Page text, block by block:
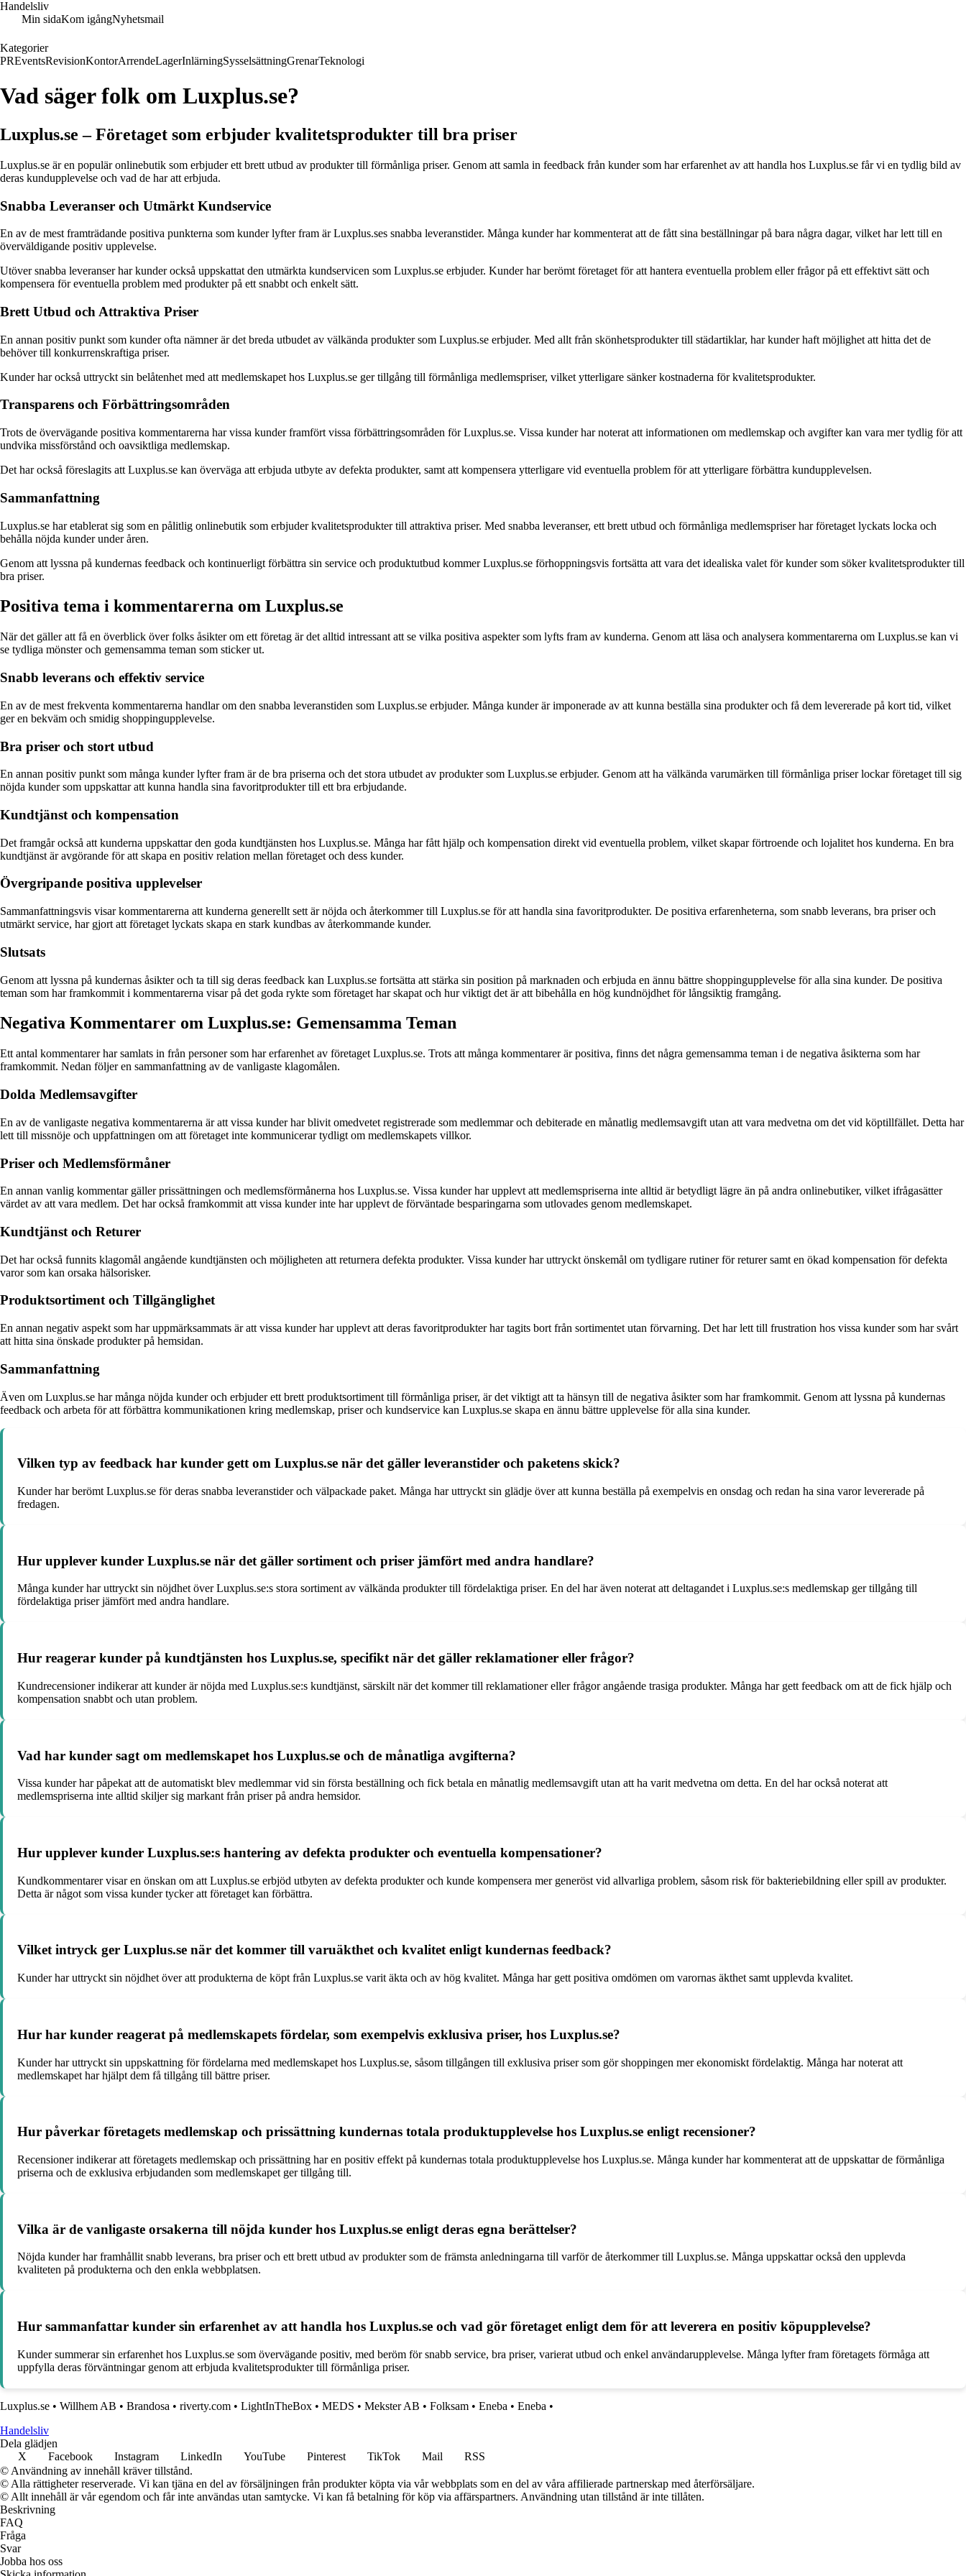
Handelsliv
Min sidaKom igångNyhetsmail
Kategorier
PREventsRevisionKontorArrendeLagerInlärningSysselsättningGrenarTeknologi
Vad säger folk om Luxplus.se?
Luxplus.se – Företaget som erbjuder kvalitetsprodukter till bra priser
Luxplus.se är en populär onlinebutik som erbjuder ett brett utbud av produkter till förmånliga priser. Genom att samla in feedback från kunder som har erfarenhet av att handla hos Luxplus.se får vi en tydlig bild av
deras kundupplevelse och vad de har att erbjuda.
Snabba Leveranser och Utmärkt Kundservice
En av de mest framträdande positiva punkterna som kunder lyfter fram är Luxplus.ses snabba leveranstider. Många kunder har kommenterat att de fått sina beställningar på bara några dagar, vilket har lett till en
överväldigande positiv upplevelse.
Utöver snabba leveranser har kunder också uppskattat den utmärkta kundservicen som Luxplus.se erbjuder. Kunder har berömt företaget för att hantera eventuella problem eller frågor på ett effektivt sätt och
kompensera för eventuella problem med produkter på ett snabbt och enkelt sätt.
Brett Utbud och Attraktiva Priser
En annan positiv punkt som kunder ofta nämner är det breda utbudet av välkända produkter som Luxplus.se erbjuder. Med allt från skönhetsprodukter till städartiklar, har kunder haft möjlighet att hitta det de
behöver till konkurrenskraftiga priser.
Kunder har också uttryckt sin belåtenhet med att medlemskapet hos Luxplus.se ger tillgång till förmånliga medlemspriser, vilket ytterligare sänker kostnaderna för kvalitetsprodukter.
Transparens och Förbättringsområden
Trots de övervägande positiva kommentarerna har vissa kunder framfört vissa förbättringsområden för Luxplus.se. Vissa kunder har noterat att informationen om medlemskap och avgifter kan vara mer tydlig för att
undvika missförstånd och oavsiktliga medlemskap.
Det har också föreslagits att Luxplus.se kan överväga att erbjuda utbyte av defekta produkter, samt att kompensera ytterligare vid eventuella problem för att ytterligare förbättra kundupplevelsen.
Sammanfattning
Luxplus.se har etablerat sig som en pålitlig onlinebutik som erbjuder kvalitetsprodukter till attraktiva priser. Med snabba leveranser, ett brett utbud och förmånliga medlemspriser har företaget lyckats locka och
behålla nöjda kunder under åren.
Genom att lyssna på kundernas feedback och kontinuerligt förbättra sin service och produktutbud kommer Luxplus.se förhoppningsvis fortsätta att vara det idealiska valet för kunder som söker kvalitetsprodukter till
bra priser.
Positiva tema i kommentarerna om Luxplus.se
När det gäller att få en överblick över folks åsikter om ett företag är det alltid intressant att se vilka positiva aspekter som lyfts fram av kunderna. Genom att läsa och analysera kommentarerna om Luxplus.se kan vi
se tydliga mönster och gemensamma teman som sticker ut.
Snabb leverans och effektiv service
En av de mest frekventa kommentarerna handlar om den snabba leveranstiden som Luxplus.se erbjuder. Många kunder är imponerade av att kunna beställa sina produkter och få dem levererade på kort tid, vilket
ger en bekväm och smidig shoppingupplevelse.
Bra priser och stort utbud
En annan positiv punkt som många kunder lyfter fram är de bra priserna och det stora utbudet av produkter som Luxplus.se erbjuder. Genom att ha välkända varumärken till förmånliga priser lockar företaget till sig
nöjda kunder som uppskattar att kunna handla sina favoritprodukter till ett bra erbjudande.
Kundtjänst och kompensation
Det framgår också att kunderna uppskattar den goda kundtjänsten hos Luxplus.se. Många har fått hjälp och kompensation direkt vid eventuella problem, vilket skapar förtroende och lojalitet hos kunderna. En bra
kundtjänst är avgörande för att skapa en positiv relation mellan företaget och dess kunder.
Övergripande positiva upplevelser
Sammanfattningsvis visar kommentarerna att kunderna generellt sett är nöjda och återkommer till Luxplus.se för att handla sina favoritprodukter. De positiva erfarenheterna, som snabb leverans, bra priser och
utmärkt service, har gjort att företaget lyckats skapa en stark kundbas av återkommande kunder.
Slutsats
Genom att lyssna på kundernas åsikter och ta till sig deras feedback kan Luxplus.se fortsätta att stärka sin position på marknaden och erbjuda en ännu bättre shoppingupplevelse för alla sina kunder. De positiva
teman som har framkommit i kommentarerna visar på det goda rykte som företaget har skapat och hur viktigt det är att bibehålla en hög kundnöjdhet för långsiktig framgång.
Negativa Kommentarer om Luxplus.se: Gemensamma Teman
Ett antal kommentarer har samlats in från personer som har erfarenhet av företaget Luxplus.se. Trots att många kommentarer är positiva, finns det några gemensamma teman i de negativa åsikterna som har
framkommit. Nedan följer en sammanfattning av de vanligaste klagomålen.
Dolda Medlemsavgifter
En av de vanligaste negativa kommentarerna är att vissa kunder har blivit omedvetet registrerade som medlemmar och debiterade en månatlig medlemsavgift utan att vara medvetna om det vid köptillfället. Detta har
lett till missnöje och uppfattningen om att företaget inte kommunicerar tydligt om medlemskapets villkor.
Priser och Medlemsförmåner
En annan vanlig kommentar gäller prissättningen och medlemsförmånerna hos Luxplus.se. Vissa kunder har upplevt att medlemspriserna inte alltid är betydligt lägre än på andra onlinebutiker, vilket ifrågasätter
värdet av att vara medlem. Det har också framkommit att vissa kunder inte har upplevt de förväntade besparingarna som utlovades genom medlemskapet.
Kundtjänst och Returer
Det har också funnits klagomål angående kundtjänsten och möjligheten att returnera defekta produkter. Vissa kunder har uttryckt önskemål om tydligare rutiner för returer samt en ökad kompensation för defekta
varor som kan orsaka hälsorisker.
Produktsortiment och Tillgänglighet
En annan negativ aspekt som har uppmärksammats är att vissa kunder har upplevt att deras favoritprodukter har tagits bort från sortimentet utan förvarning. Det har lett till frustration hos vissa kunder som har svårt
att hitta sina önskade produkter på hemsidan.
Sammanfattning
Även om Luxplus.se har många nöjda kunder och erbjuder ett brett produktsortiment till förmånliga priser, är det viktigt att ta hänsyn till de negativa åsikter som har framkommit. Genom att lyssna på kundernas
feedback och arbeta för att förbättra kommunikationen kring medlemskap, priser och kundservice kan Luxplus.se skapa en ännu bättre upplevelse för alla sina kunder.
Vilken typ av feedback har kunder gett om Luxplus.se när det gäller leveranstider och paketens skick?
Kunder har berömt Luxplus.se för deras snabba leveranstider och välpackade paket. Många har uttryckt sin glädje över att kunna beställa på exempelvis en onsdag och redan ha sina varor levererade på
fredagen.
Hur upplever kunder Luxplus.se när det gäller sortiment och priser jämfört med andra handlare?
Många kunder har uttryckt sin nöjdhet över Luxplus.se:s stora sortiment av välkända produkter till fördelaktiga priser. En del har även noterat att deltagandet i Luxplus.se:s medlemskap ger tillgång till
fördelaktiga priser jämfört med andra handlare.
Hur reagerar kunder på kundtjänsten hos Luxplus.se, specifikt när det gäller reklamationer eller frågor?
Kundrecensioner indikerar att kunder är nöjda med Luxplus.se:s kundtjänst, särskilt när det kommer till reklamationer eller frågor angående trasiga produkter. Många har gett feedback om att de fick hjälp och
kompensation snabbt och utan problem.
Vad har kunder sagt om medlemskapet hos Luxplus.se och de månatliga avgifterna?
Vissa kunder har påpekat att de automatiskt blev medlemmar vid sin första beställning och fick betala en månatlig medlemsavgift utan att ha varit medvetna om detta. En del har också noterat att
medlemspriserna inte alltid skiljer sig markant från priser på andra hemsidor.
Hur upplever kunder Luxplus.se:s hantering av defekta produkter och eventuella kompensationer?
Kundkommentarer visar en önskan om att Luxplus.se erbjöd utbyten av defekta produkter och kunde kompensera mer generöst vid allvarliga problem, såsom risk för bakteriebildning eller spill av produkter.
Detta är något som vissa kunder tycker att företaget kan förbättra.
Vilket intryck ger Luxplus.se när det kommer till varuäkthet och kvalitet enligt kundernas feedback?
Kunder har uttryckt sin nöjdhet över att produkterna de köpt från Luxplus.se varit äkta och av hög kvalitet. Många har gett positiva omdömen om varornas äkthet samt upplevda kvalitet.
Hur har kunder reagerat på medlemskapets fördelar, som exempelvis exklusiva priser, hos Luxplus.se?
Kunder har uttryckt sin uppskattning för fördelarna med medlemskapet hos Luxplus.se, såsom tillgången till exklusiva priser som gör shoppingen mer ekonomiskt fördelaktig. Många har noterat att
medlemskapet har hjälpt dem få tillgång till bättre priser.
Hur påverkar företagets medlemskap och prissättning kundernas totala produktupplevelse hos Luxplus.se enligt recensioner?
Recensioner indikerar att företagets medlemskap och prissättning har en positiv effekt på kundernas totala produktupplevelse hos Luxplus.se. Många kunder har kommenterat att de uppskattar de förmånliga
priserna och de exklusiva erbjudanden som medlemskapet ger tillgång till.
Vilka är de vanligaste orsakerna till nöjda kunder hos Luxplus.se enligt deras egna berättelser?
Nöjda kunder har framhållit snabb leverans, bra priser och ett brett utbud av produkter som de främsta anledningarna till varför de återkommer till Luxplus.se. Många uppskattar också den upplevda
kvaliteten på produkterna och den enkla webbplatsen.
Hur sammanfattar kunder sin erfarenhet av att handla hos Luxplus.se och vad gör företaget enligt dem för att leverera en positiv köpupplevelse?
Kunder summerar sin erfarenhet hos Luxplus.se som övervägande positiv, med beröm för snabb service, bra priser, varierat utbud och enkel användarupplevelse. Många lyfter fram företagets förmåga att
uppfylla deras förväntningar genom att erbjuda kvalitetsprodukter till förmånliga priser.
Luxplus.se • Willhem AB • Brandosa • riverty.com • LightInTheBox • MEDS • Mekster AB • Folksam • Eneba • Eneba •
Handelsliv
Dela glädjen
X
Facebook Instagram LinkedIn YouTube Pinterest TikTok Mail
RSS
© Användning av innehåll kräver tillstånd.
© Alla rättigheter reserverade. Vi kan tjäna en del av försäljningen från produkter köpta via vår webbplats som en del av våra affilierade partnerskap med återförsäljare.
© Allt innehåll är vår egendom och får inte användas utan samtycke. Vi kan få betalning för köp via affärspartners. Användning utan tillstånd är inte tillåten.
Beskrivning
FAQ
Fråga
Svar
Jobba hos oss